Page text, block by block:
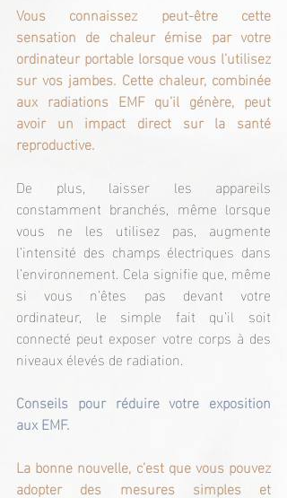
Vous connaissez peut-être cette
sensation de chaleur émise par votre
ordinateur portable lorsque vous l’utilisez
sur vos jambes. Cette chaleur, combinée
aux radiations EMF qu’il génère, peut
avoir un impact direct sur la santé
reproductive.
De plus, laisser les appareils
constamment branchés, même lorsque
vous ne les utilisez pas, augmente
l’intensité des champs électriques dans
l’environnement. Cela signifie que, même
si vous n’êtes pas devant votre
ordinateur, le simple fait qu’il soit
connecté peut exposer votre corps à des
niveaux élevés de radiation.
Conseils pour réduire votre exposition
aux EMF.
La bonne nouvelle, c’est que vous pouvez
adopter des mesures simples et